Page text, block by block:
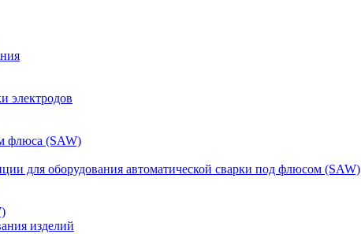
электродов
флюса (SAW)
для оборудования автоматической сварки под флюсом (SAW)
изделий